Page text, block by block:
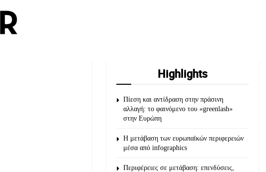
Highlights
Πίεση και αντίδραση στην πράσινη
αλλαγή: το φαινόμενο του «greenlash»
στην Ευρώπη
Η μετάβαση των ευρωπαϊκών περιφερειών
μέσα από infographics
Περιφέρειες σε μετάβαση: επενδύσεις,